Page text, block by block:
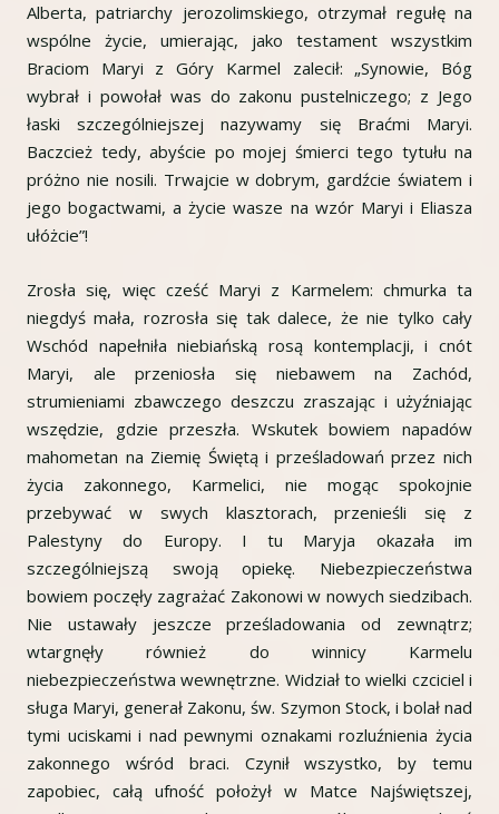
Alberta, patriarchy jerozolimskiego, otrzymał regułę na
wspólne życie, umierając, jako testament wszystkim
Braciom Maryi z Góry Karmel zalecił: „Synowie, Bóg
wybrał i powołał was do zakonu pustelniczego; z Jego
łaski szczególniejszej nazywamy się Braćmi Maryi.
Baczcież tedy, abyście po mojej śmierci tego tytułu na
próżno nie nosili. Trwajcie w dobrym, gardźcie światem i
jego bogactwami, a życie wasze na wzór Maryi i Eliasza
ułóżcie”!
Zrosła się, więc cześć Maryi z Karmelem: chmurka ta
niegdyś mała, rozrosła się tak dalece, że nie tylko cały
Wschód napełniła niebiańską rosą kontemplacji, i cnót
Maryi, ale przeniosła się niebawem na Zachód,
strumieniami zbawczego deszczu zraszając i użyźniając
wszędzie, gdzie przeszła. Wskutek bowiem napadów
mahometan na Ziemię Świętą i prześladowań przez nich
życia zakonnego, Karmelici, nie mogąc spokojnie
przebywać w swych klasztorach, przenieśli się z
Palestyny do Europy. I tu Maryja okazała im
szczególniejszą swoją opiekę. Niebezpieczeństwa
bowiem poczęły zagrażać Zakonowi w nowych siedzibach.
Nie ustawały jeszcze prześladowania od zewnątrz;
wtargnęły również do winnicy Karmelu
niebezpieczeństwa wewnętrzne. Widział to wielki czciciel i
sługa Maryi, generał Zakonu, św. Szymon Stock, i bolał nad
tymi uciskami i nad pewnymi oznakami rozluźnienia życia
zakonnego wśród braci. Czynił wszystko, by temu
zapobiec, całą ufność położył w Matce Najświętszej,